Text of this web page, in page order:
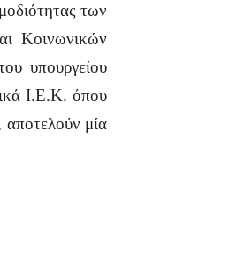
των
Κοινωνικών
υπουργείου
Ι.Ε.Κ. όπου
αποτελούν μία